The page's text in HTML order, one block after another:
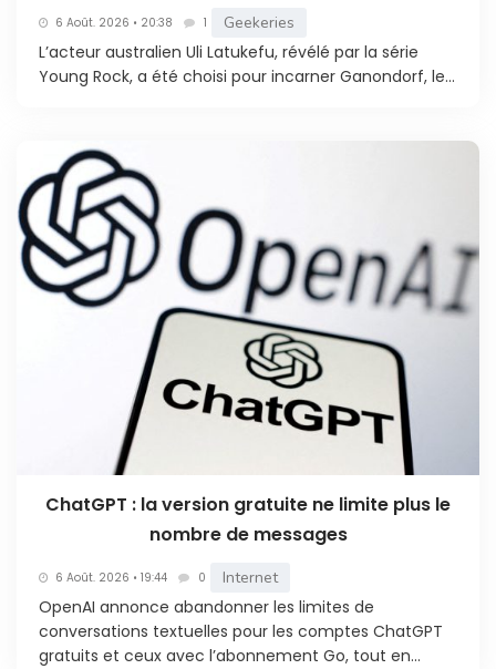
6 Août. 2026 • 20:38 1 Geekeries
L’acteur australien Uli Latukefu, révélé par la série
Young Rock, a été choisi pour incarner Ganondorf, le...
ChatGPT : la version gratuite ne limite plus le
nombre de messages
6 Août. 2026 • 19:44 0 Internet
OpenAI annonce abandonner les limites de
conversations textuelles pour les comptes ChatGPT
gratuits et ceux avec l’abonnement Go, tout en...